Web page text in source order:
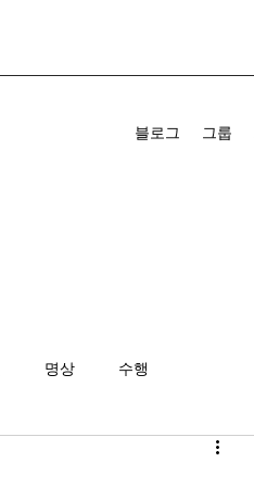
블로그 그룹
명상 수행